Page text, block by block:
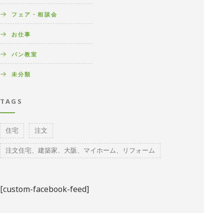
フェア・相談会
お仕事
パン教室
未分類
TAGS
住宅 注文
注文住宅、建築家、大阪、マイホーム、リフォーム
[custom-facebook-feed]